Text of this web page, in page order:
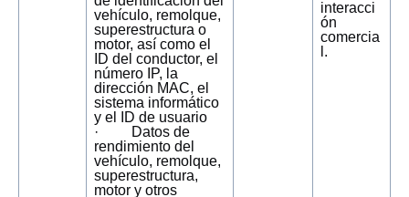
vehículo, remolque,
superestructura o
motor, así como el
ID del conductor, el
número IP, la
dirección MAC, el
sistema informático
y el ID de usuario
· Datos de
rendimiento del
vehículo, remolque,
superestructura,
motor y otros
interacci
ón
comercia
l.